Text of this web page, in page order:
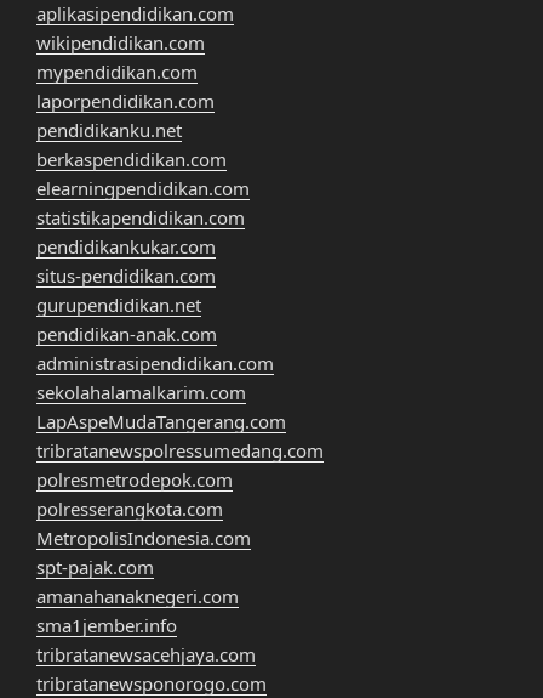
aplikasipendidikan.com
wikipendidikan.com
mypendidikan.com
laporpendidikan.com
pendidikanku.net
berkaspendidikan.com
elearningpendidikan.com
statistikapendidikan.com
pendidikankukar.com
situs-pendidikan.com
gurupendidikan.net
pendidikan-anak.com
administrasipendidikan.com
sekolahalamalkarim.com
LapAspeMudaTangerang.com
tribratanewspolressumedang.com
polresmetrodepok.com
polresserangkota.com
MetropolisIndonesia.com
spt-pajak.com
amanahanaknegeri.com
sma1jember.info
tribratanewsacehjaya.com
tribratanewsponorogo.com